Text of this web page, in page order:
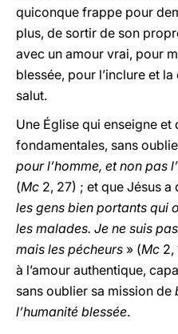
quiconque frappe pour
plus, de sortir de son
avec un amour vrai, pour
blessée, pour l’inclure et
salut.
Une Église qui enseigne
fondamentales, sans
pour l’homme, et non pas
(Mc 2, 27) ; et que Jésus a
les gens bien portants qui
les malades. Je ne suis
mais les pécheurs » (Mc 2,
à l’amour authentique,
sans oublier sa mission de
l’humanité blessée.